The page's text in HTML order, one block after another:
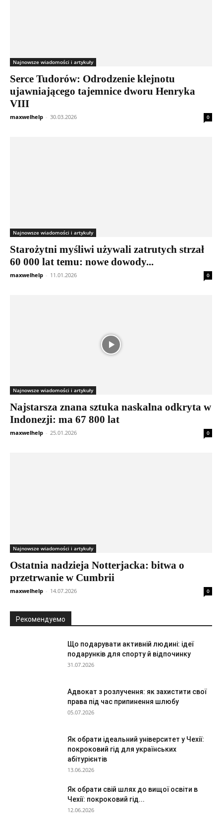
Najnowsze wiadomości i artykuły
Serce Tudorów: Odrodzenie klejnotu
ujawniającego tajemnice dworu Henryka
VIII
maxwelhelp - 30.03.2026 0
Najnowsze wiadomości i artykuły
Starożytni myśliwi używali zatrutych strzał
60 000 lat temu: nowe dowody...
maxwelhelp - 11.01.2026 0
Najnowsze wiadomości i artykuły
Najstarsza znana sztuka naskalna odkryta w
Indonezji: ma 67 800 lat
maxwelhelp - 25.01.2026 0
Najnowsze wiadomości i artykuły
Ostatnia nadzieja Notterjacka: bitwa o
przetrwanie w Cumbrii
maxwelhelp - 14.07.2026 0
Рекомендуемо
Що подарувати активній людині: ідеї
подарунків для спорту й відпочинку
31.07.2026
Адвокат з розлучення: як захистити свої
права під час припинення шлюбу
05.07.2026
Як обрати ідеальний університет у Чехії:
покроковий гід для українських
абітурієнтів
13.06.2026
Як обрати свій шлях до вищої освіти в
Чехії: покроковий гід...
12.06.2026